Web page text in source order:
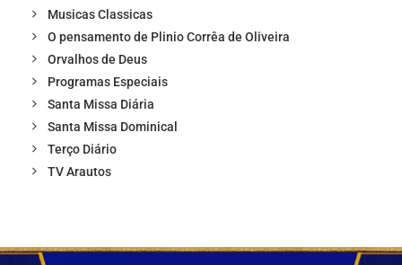
Musicas Classicas
O pensamento de Plinio Corrêa de Oliveira
Orvalhos de Deus
Programas Especiais
Santa Missa Diária
Santa Missa Dominical
Terço Diário
TV Arautos